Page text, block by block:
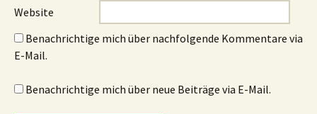
Website
Benachrichtige mich über nachfolgende Kommentare via
E-Mail.
Benachrichtige mich über neue Beiträge via E-Mail.